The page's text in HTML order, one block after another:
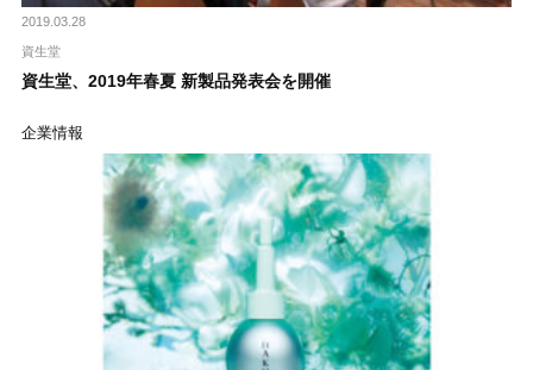
2019.03.28
資生堂
資生堂、2019年春夏 新製品発表会を開催
企業情報